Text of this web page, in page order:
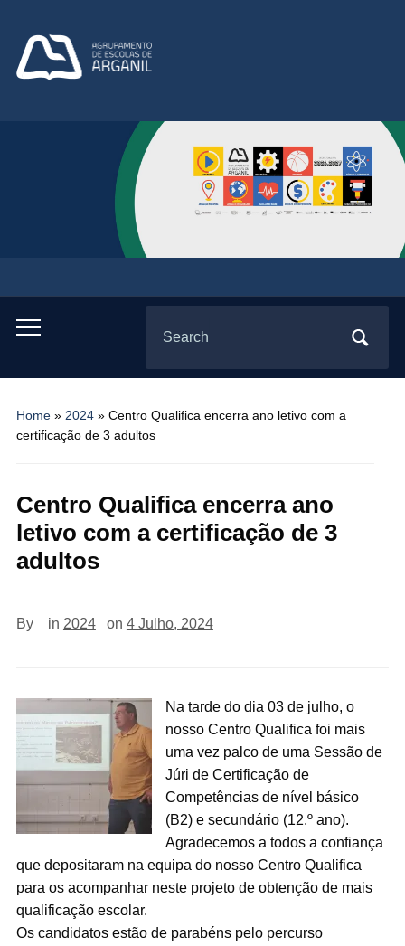
Toggle
menu
for:
Home» 2024» Centro Qualifica encerra ano letivo com a
certificação de 3 adultos
Centro Qualifica encerra ano
letivo com a certificação de 3
adultos
By in 2024 on 4 Julho, 2024
Na tarde do dia 03 de julho, o
nosso Centro Qualifica foi mais
uma vez palco de uma Sessão de
Júri de Certificação de
Competências de nível básico
(B2) e secundário (12.º ano).
Agradecemos a todos a confiança
que depositaram na equipa do nosso Centro Qualifica
para os acompanhar neste projeto de obtenção de mais
qualificação escolar.
Os candidatos estão de parabéns pelo percurso